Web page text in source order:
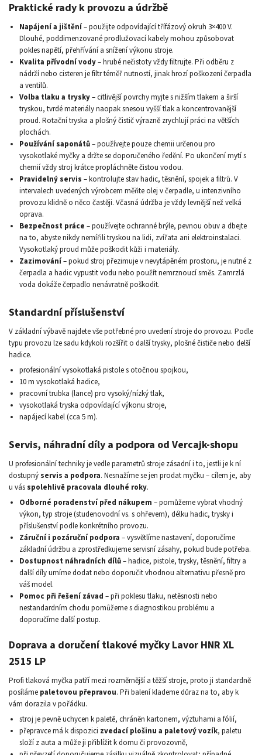
Praktické rady k provozu a údržbě
Napájení a jištění– použijte odpovídající třífázový okruh 3×400 V.
Dlouhé, poddimenzované prodlužovací kabely mohou způsobovat
pokles napětí, přehřívání a snížení výkonu stroje.
Kvalita přívodní vody– hrubé nečistoty vždy filtrujte. Při odběru z
nádrží nebo cisteren je filtr téměř nutností, jinak hrozí poškození čerpadla
a ventilů.
Volba tlaku a trysky– citlivější povrchy myjte s nižším tlakem a širší
tryskou, tvrdé materiály naopak snesou vyšší tlak a koncentrovanější
proud. Rotační tryska a plošný čistič výrazně zrychlují práci na větších
plochách.
Používání saponátů– používejte pouze chemii určenou pro
vysokotlaké myčky a držte se doporučeného ředění. Po ukončení mytí s
chemií vždy stroj krátce propláchněte čistou vodou.
Pravidelný servis – kontrolujte stav hadic, těsnění, spojek a filtrů. V
intervalech uvedených výrobcem měňte olej v čerpadle, u intenzivního
provozu klidně o něco častěji. Včasná údržba je vždy levnější než velká
oprava.
Bezpečnost práce – používejte ochranné brýle, pevnou obuv a dbejte
na to, abyste nikdy nemířili tryskou na lidi, zvířata ani elektroinstalaci.
Vysokotlaký proud může poškodit kůži i materiály.
Zazimování– pokud stroj přezimuje v nevytápěném prostoru, je nutné z
čerpadla a hadic vypustit vodu nebo použít nemrznoucí směs. Zamrzlá
voda dokáže čerpadlo nenávratně poškodit.
Standardní příslušenství
V základní výbavě najdete vše potřebné pro uvedení stroje do provozu. Podle
typu provozu lze sadu kdykoli rozšířit o další trysky, plošné čističe nebo delší
hadice.
profesionální vysokotlaká pistole s otočnou spojkou,
10 m vysokotlaká hadice,
pracovní trubka (lance) pro vysoký/nízký tlak,
vysokotlaká tryska odpovídající výkonu stroje,
napájecí kabel (cca 5 m).
Servis, náhradní díly a podpora od Vercajk-shopu
U profesionální techniky je vedle parametrů stroje zásadní i to, jestli je k ní
dostupnýservis a podpora. Nesnažíme se jen prodat myčku – cílem je, aby
u vásspolehlivě pracovala dlouhé roky.
Odborné poradenství před nákupem – pomůžeme vybrat vhodný
výkon, typ stroje (studenovodní vs. s ohřevem), délku hadic, trysky i
příslušenství podle konkrétního provozu.
Záruční i pozáruční podpora – vysvětlíme nastavení, doporučíme
základní údržbu a zprostředkujeme servisní zásahy, pokud bude potřeba.
Dostupnost náhradních dílů– hadice, pistole, trysky, těsnění, filtry a
další díly umíme dodat nebo doporučit vhodnou alternativu přesně pro
váš model.
Pomoc při řešení závad – při poklesu tlaku, netěsnosti nebo
nestandardním chodu pomůžeme s diagnostikou problému a
doporučíme další postup.
Doprava a doručení tlakové myčky Lavor HNR XL
2515 LP
Profi tlaková myčka patří mezi rozměrnější a těžší stroje, proto ji standardně
posíláme paletovou přepravou. Při balení klademe důraz na to, aby k
vám dorazila v pořádku.
stroj je pevně uchycen k paletě, chráněn kartonem, výztuhami a fólií,
přepravce má k dispozici zvedací plošinu a paletový vozík, paletu
složí z auta a může ji přiblížit k domu či provozovně,